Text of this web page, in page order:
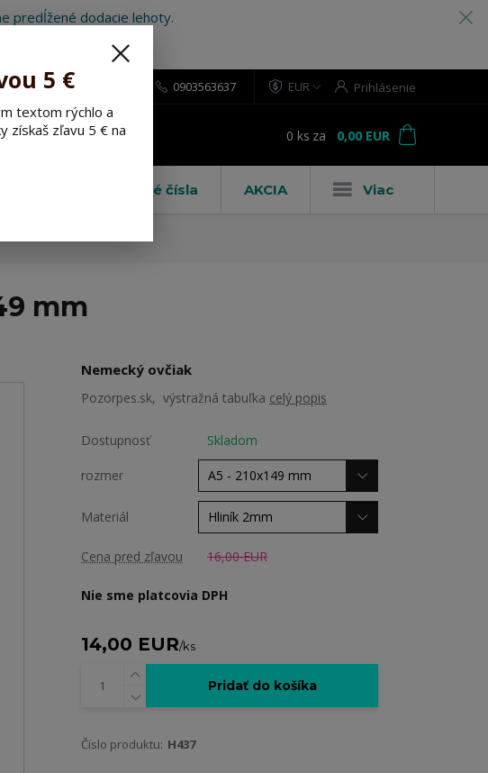
predĺžené dodacie lehoty.
EUR Prihlásenie
Hľadať
0903563637
0 ks za 0,00 EUR
Domové čísla AKCIA Viac
mm
Nemecký ovčiak
Pozorpes.sk, výstražná tabuľka celý popis
Dostupnosť Skladom
rozmer
Materiál
Cena pred zľavou 16,00 EUR
Nie sme platcovia DPH
14,00 EUR/ks
Pridať do košíka
Číslo produktu: H437
5 €
textom rýchlo a
získaš zľavu 5 € na